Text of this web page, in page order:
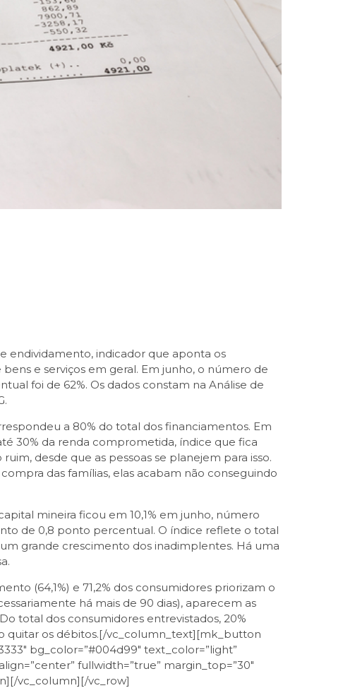
endividamento, indicador que aponta os
e serviços em geral. Em junho, o número de
foi de 62%. Os dados constam na Análise de
a 80% do total dos financiamentos. Em
30% da renda comprometida, índice que fica
desde que as pessoas se planejem para isso.
das famílias, elas acabam não conseguindo
mineira ficou em 10,1% em junho, número
de 0,8 ponto percentual. O índice reflete o total
grande crescimento dos inadimplentes. Há uma
(64,1%) e 71,2% dos consumidores priorizam o
há mais de 90 dias), aparecem as
total dos consumidores entrevistados, 20%
quitar os débitos.[/vc_column_text][mk_button
bg_color=”#004d99″ text_color=”light”
fullwidth=”true” margin_top=”30″
vc_column][/vc_row]